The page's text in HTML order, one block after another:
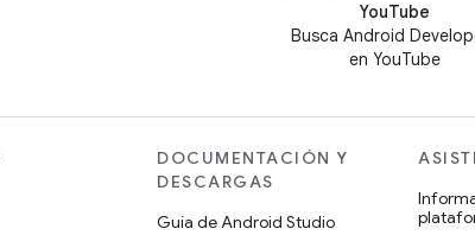
YouTube
Busca Android
en YouTube
DOCUMENTACIÓN Y
DESCARGAS
Guía de Android Studio